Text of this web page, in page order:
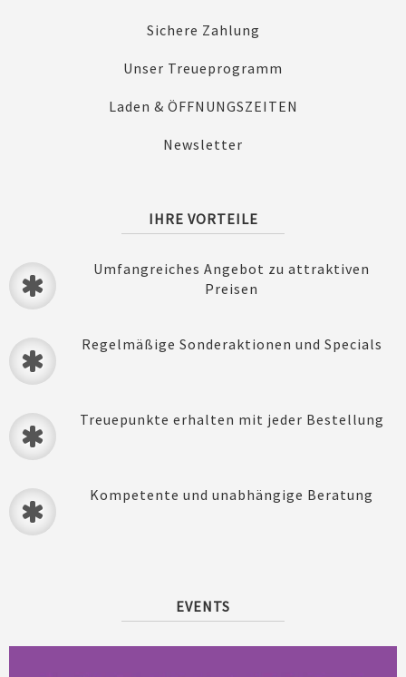
Sichere Zahlung
Unser Treueprogramm
Laden & ÖFFNUNGSZEITEN
Newsletter
IHRE VORTEILE
Umfangreiches Angebot zu attraktiven
Preisen
Regelmäßige Sonderaktionen und Specials
Treuepunkte erhalten mit jeder Bestellung
Kompetente und unabhängige Beratung
EVENTS